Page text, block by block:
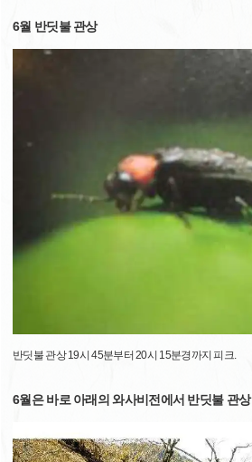
6월 반딧불 관상
반딧불 관상 19시 45분부터 20시 15분경까지 피크.
6월은 바로 아래의 와사비전에서 반딧불 관상